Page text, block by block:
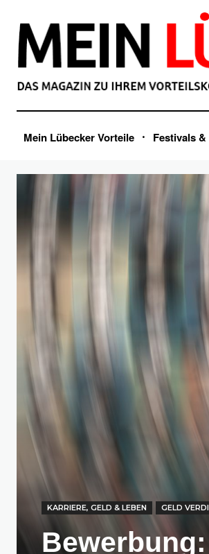
Mein Lübecker Vorteile Festivals
KARRIERE, GELD & LEBEN GELD